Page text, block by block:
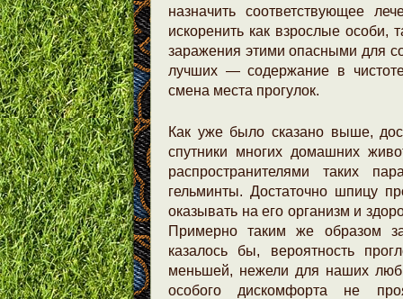
назначить соответствующее
искоренить как взрослые особи,
заражения этими опасными для
лучших — содержание в
смена места прогулок.
Как уже было сказано выше,
спутники многих домашних
распространителями таких
гельминты. Достаточно шпицу
оказывать на его организм и
Примерно таким же образом
казалось бы, вероятность
меньшей, нежели для наших
особого дискомфорта не